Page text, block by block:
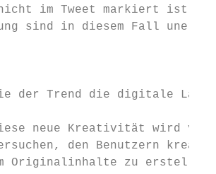
nicht im Tweet markiert ist.
sind in diesem Fall
der Trend die digitale
neue Kreativität wird
den Benutzern
Originalinhalte zu erstellen.